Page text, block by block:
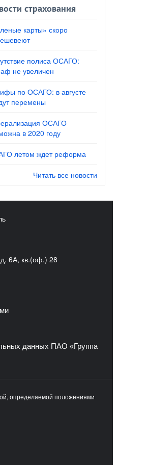
страхования
карты» скоро
полиса ОСАГО:
не увеличен
по ОСАГО: в августе
перемены
ОСАГО
в 2020 году
летом ждет реформа
Читать все новости
6А, кв.(оф.) 28
данных ПАО «Группа
определяемой положениями